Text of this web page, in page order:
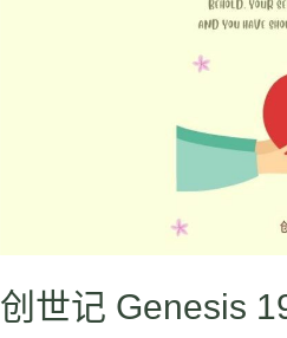
创世记 Genesis